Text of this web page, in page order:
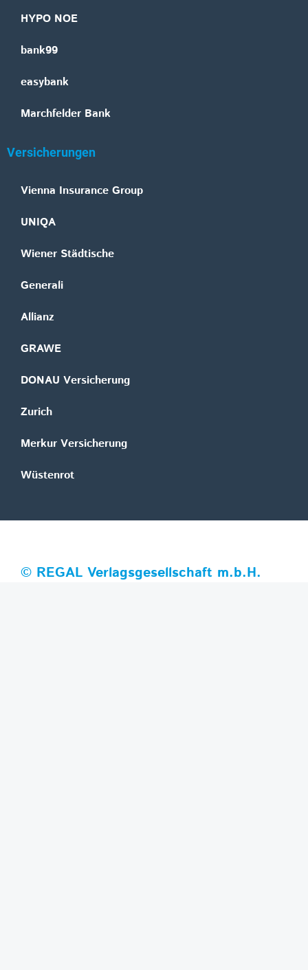
HYPO NOE
bank99
easybank
Marchfelder Bank
Versicherungen
Vienna Insurance Group
UNIQA
Wiener Städtische
Generali
Allianz
GRAWE
DONAU Versicherung
Zurich
Merkur Versicherung
Wüstenrot
© REGAL Verlagsgesellschaft m.b.H.